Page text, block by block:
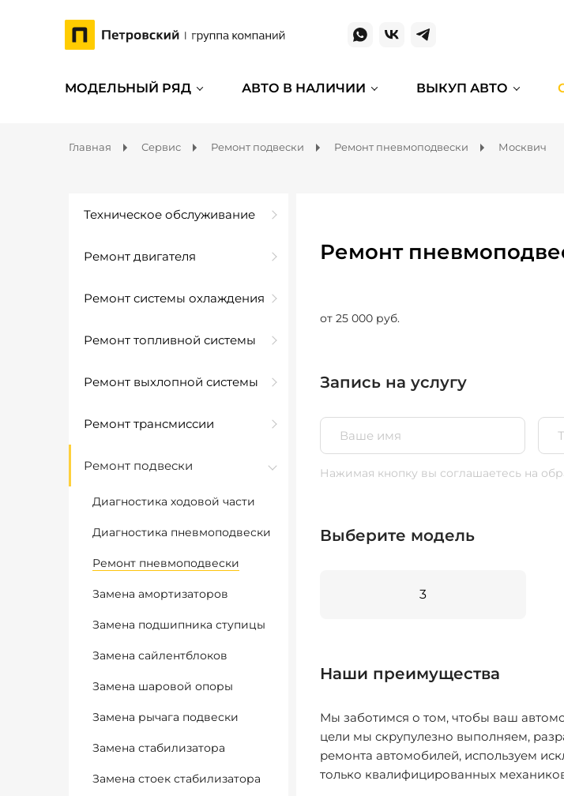
МОДЕЛЬНЫЙ РЯД АВТО В НАЛИЧИИ ВЫКУП АВТО
Главная Сервис Ремонт подвески Ремонт пневмоподвески Москвич
Техническое обслуживание
Ремонт двигателя
Ремонт системы охлаждения
Ремонт топливной системы
Ремонт выхлопной системы
Ремонт трансмиссии
Ремонт подвески
Диагностика ходовой части
Диагностика пневмоподвески
Ремонт пневмоподвески
Замена амортизаторов
Замена подшипника ступицы
Замена сайлентблоков
Замена шаровой опоры
Замена рычага подвески
Замена стабилизатора
Замена стоек стабилизатора
Ремонт
от 25 000 руб.
Запись на услугу
Нажимая кнопку вы соглашаетесь на
Выберите модель
3
Наши преимущества
Мы заботимся о том, чтобы ваш
цели мы скрупулезно выполняем,
ремонта автомобилей, используем
только квалифицированных